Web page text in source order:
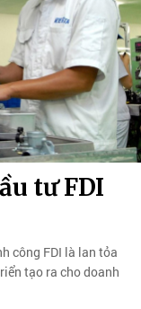
tư FDI
công FDI là lan tỏa
tạo ra cho doanh